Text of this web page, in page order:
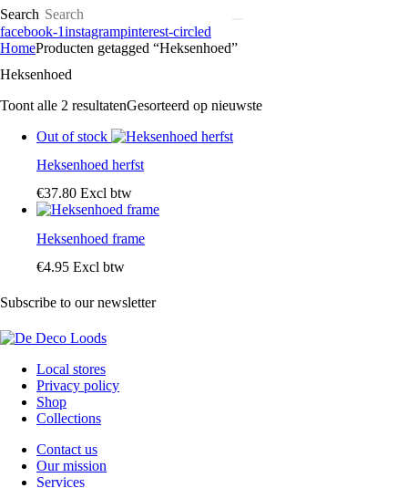
Search
facebook-1instagrampinterest-circled
HomeProducten getagged “Heksenhoed”
Heksenhoed
Toont alle 2 resultatenGesorteerd op nieuwste
Out of stock
Heksenhoed herfst
€37.80 Excl btw
Heksenhoed frame
€4.95 Excl btw
Subscribe to our newsletter
Local stores
Privacy policy
Shop
Collections
Contact us
Our mission
Services